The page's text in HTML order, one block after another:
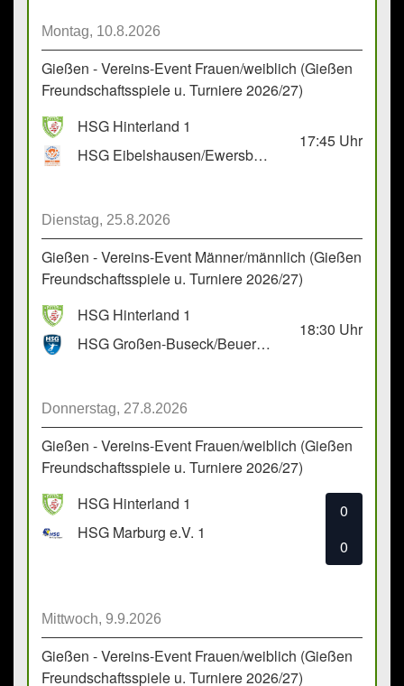
Montag, 10.8.2026
Gießen - Vereins-Event Frauen/weiblich (Gießen
Freundschaftsspiele u. Turniere 2026/27)
HSG Hinterland 1
HSG Eibelshausen/Ewersbach GbR 2
17:45 Uhr
Dienstag, 25.8.2026
Gießen - Vereins-Event Männer/männlich (Gießen
Freundschaftsspiele u. Turniere 2026/27)
HSG Hinterland 1
HSG Großen-Buseck/Beuern 1
18:30 Uhr
Donnerstag, 27.8.2026
Gießen - Vereins-Event Frauen/weiblich (Gießen
Freundschaftsspiele u. Turniere 2026/27)
HSG Hinterland 1
HSG Marburg e.V. 1
0
0
Mittwoch, 9.9.2026
Gießen - Vereins-Event Frauen/weiblich (Gießen
Freundschaftsspiele u. Turniere 2026/27)